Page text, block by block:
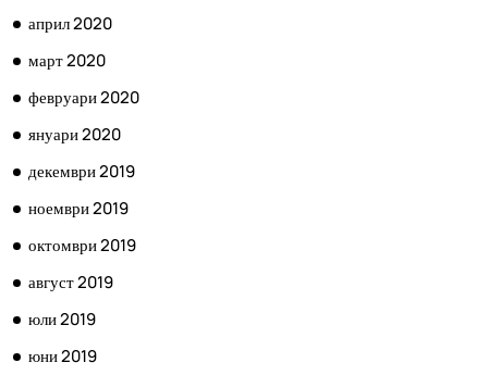
април 2020
март 2020
февруари 2020
януари 2020
декември 2019
ноември 2019
октомври 2019
август 2019
юли 2019
юни 2019